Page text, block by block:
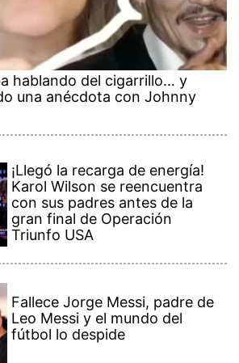
hablando del cigarrillo… y
una anécdota con Johnny
¡Llegó la recarga de energía!
Karol Wilson se reencuentra
con sus padres antes de la
gran final de Operación
Triunfo USA
Fallece Jorge Messi, padre de
Leo Messi y el mundo del
fútbol lo despide